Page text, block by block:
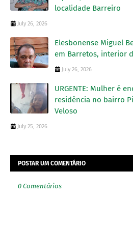
localidade Barreiro
July 26, 2026
Elesbonense Miguel
em Barretos, interior
July 26, 2026
URGENTE: Mulher é
residência no bairro
Veloso
July 25, 2026
POSTAR UM COMENTÁRIO
0 Comentários